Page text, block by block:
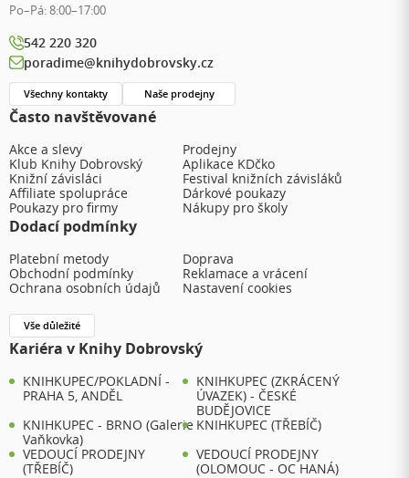
Často navštěvované
Akce a slevy
Prodejny
Klub Knihy Dobrovský
Aplikace KDčko
Knižní závisláci
Festival knižních závisláků
Affiliate spolupráce
Dárkové poukazy
Poukazy pro firmy
Nákupy pro školy
Dodací podmínky
Platební metody
Doprava
Obchodní podmínky
Reklamace a vrácení
Ochrana osobních údajů
Nastavení cookies
Vše důležité
Kariéra v Knihy Dobrovský
KNIHKUPEC/POKLADNÍ -
PRAHA 5, ANDĚL
KNIHKUPEC (ZKRÁCENÝ
ÚVAZEK) - ČESKÉ
BUDĚJOVICE
KNIHKUPEC - BRNO (Galerie
Vaňkovka)
KNIHKUPEC (TŘEBÍČ)
VEDOUCÍ PRODEJNY
(TŘEBÍČ)
VEDOUCÍ PRODEJNY
(OLOMOUC - OC HANÁ)
Po–Pá:8:00–17:00
542 220 320
poradime@knihydobrovsky.cz
Všechny kontakty Naše prodejny